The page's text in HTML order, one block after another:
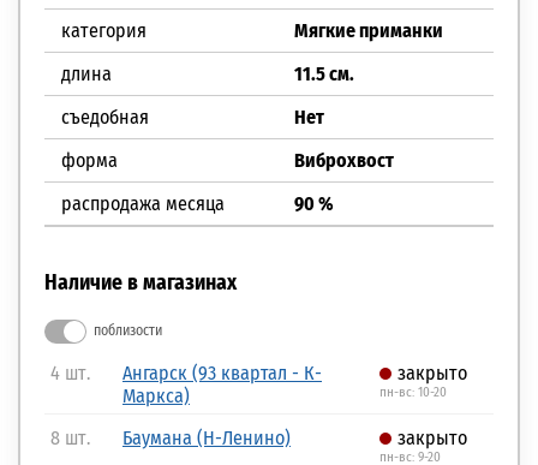
категория
Мягкие приманки
длина
11.5 см.
съедобная
Нет
форма
Виброхвост
распродажа месяца
90 %
Наличие в магазинах
поблизости
4 шт.
Ангарск (93 квартал - К-
Маркса)
закрыто
пн-вс: 10-20
8 шт. Баумана (Н-Ленино) закрыто
пн-вс: 9-20